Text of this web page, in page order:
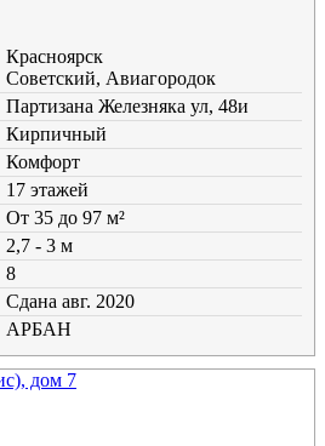
Красноярск
Советский, Авиагородок
Партизана Железняка ул, 48и
Кирпичный
Комфорт
17 этажей
От 35 до 97 м²
2,7 - 3 м
8
Cдана авг. 2020
АРБАН